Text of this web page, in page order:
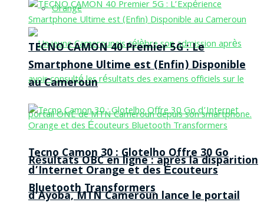
Orange
Résultats OBC en ligne : après la disparition
d’Ayoba, MTN Cameroun lance le portail
TECNO CAMON 40 Premier 5G : Le
Smartphone Ultime est (Enfin) Disponible
au Cameroun
Tecno Camon 30 : Glotelho Offre 30 Go
d’Internet Orange et des Écouteurs
Bluetooth Transformers